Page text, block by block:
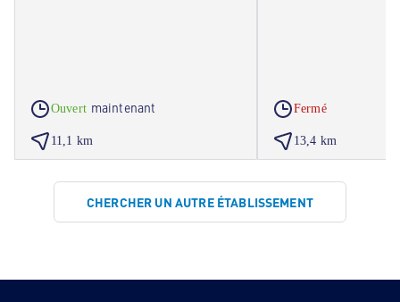
Ouvert maintenant
11,1 km
Fermé
13,4 km
CHERCHER UN AUTRE ÉTABLISSEMENT